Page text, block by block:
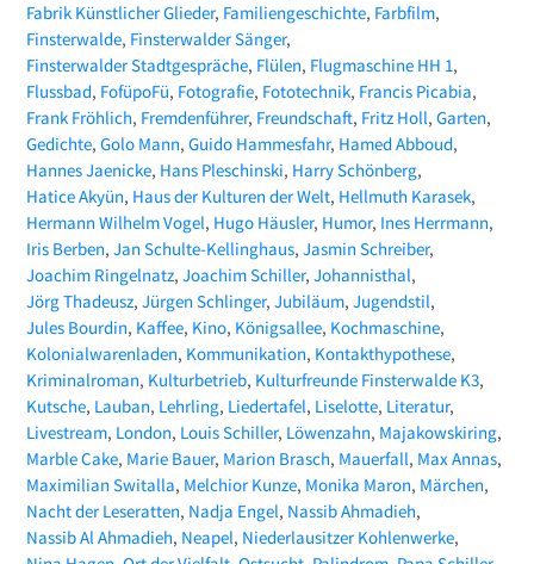
Fabrik Künstlicher Glieder Familiengeschichte Farbfilm
Finsterwalde Finsterwalder Sänger
Finsterwalder Stadtgespräche Flülen Flugmaschine HH 1
Flussbad FofüpoFü Fotografie Fototechnik Francis Picabia
Frank Fröhlich Fremdenführer Freundschaft Fritz Holl Garten
Gedichte Golo Mann Guido Hammesfahr Hamed Abboud
Hannes Jaenicke Hans Pleschinski Harry Schönberg
Hatice Akyün Haus der Kulturen der Welt Hellmuth Karasek
Hermann Wilhelm Vogel Hugo Häusler Humor Ines Herrmann
Iris Berben Jan Schulte-Kellinghaus Jasmin Schreiber
Joachim Ringelnatz Joachim Schiller Johannisthal
Jörg Thadeusz Jürgen Schlinger Jubiläum Jugendstil
Jules Bourdin Kaffee Kino Königsallee Kochmaschine
Kolonialwarenladen Kommunikation Kontakthypothese
Kriminalroman Kulturbetrieb Kulturfreunde Finsterwalde K3
Kutsche Lauban Lehrling Liedertafel Liselotte Literatur
Livestream London Louis Schiller Löwenzahn Majakowskiring
Marble Cake Marie Bauer Marion Brasch Mauerfall Max Annas
Maximilian Switalla Melchior Kunze Monika Maron Märchen
Nacht der Leseratten Nadja Engel Nassib Ahmadieh
Nassib Al Ahmadieh Neapel Niederlausitzer Kohlenwerke